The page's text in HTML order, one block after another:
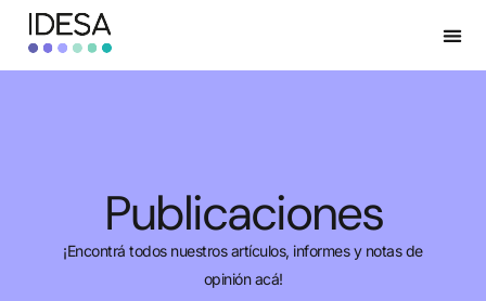
Publicaciones
¡Encontrá todos nuestros artículos, informes y notas de
opinión acá!